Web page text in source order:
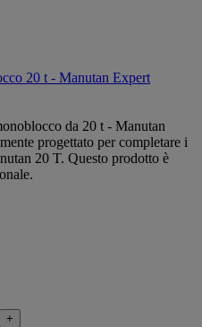
20 t - Manutan Expert
da 20 t - Manutan
progettato per completare i
20 T. Questo prodotto è
+